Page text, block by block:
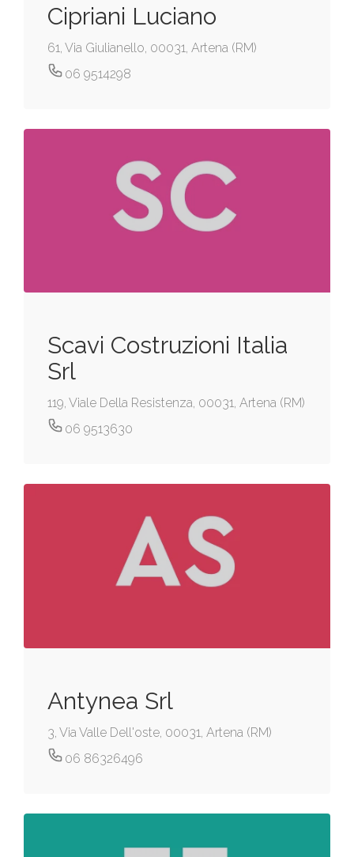
Cipriani Luciano
61, Via Giulianello, 00031, Artena (RM)
06 9514298
Scavi Costruzioni Italia
Srl
119, Viale Della Resistenza, 00031, Artena (RM)
06 9513630
Antynea Srl
3, Via Valle Dell'oste, 00031, Artena (RM)
06 86326496